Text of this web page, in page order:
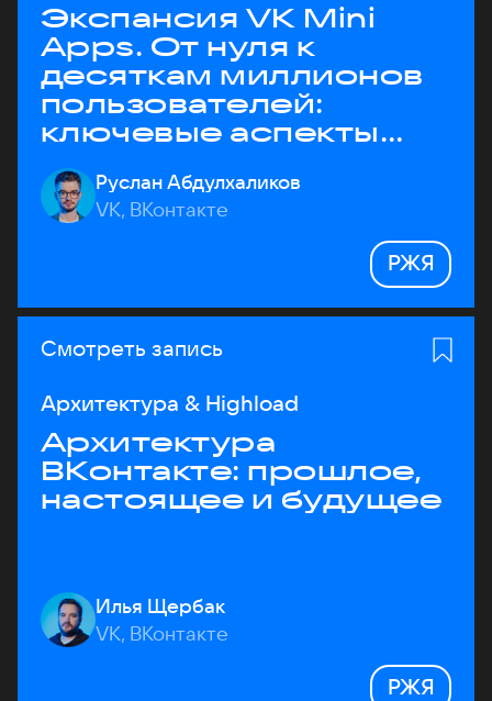
Экспансия VK Mini
Apps. От нуля к
десяткам миллионов
пользователей:
ключевые аспекты
архитектуры
Руслан Абдулхаликов
VK, ВКонтакте
РЖЯ
Смотреть запись
Архитектура & Highload
Архитектура
ВКонтакте: прошлое,
настоящее и будущее
Илья Щербак
VK, ВКонтакте
РЖЯ